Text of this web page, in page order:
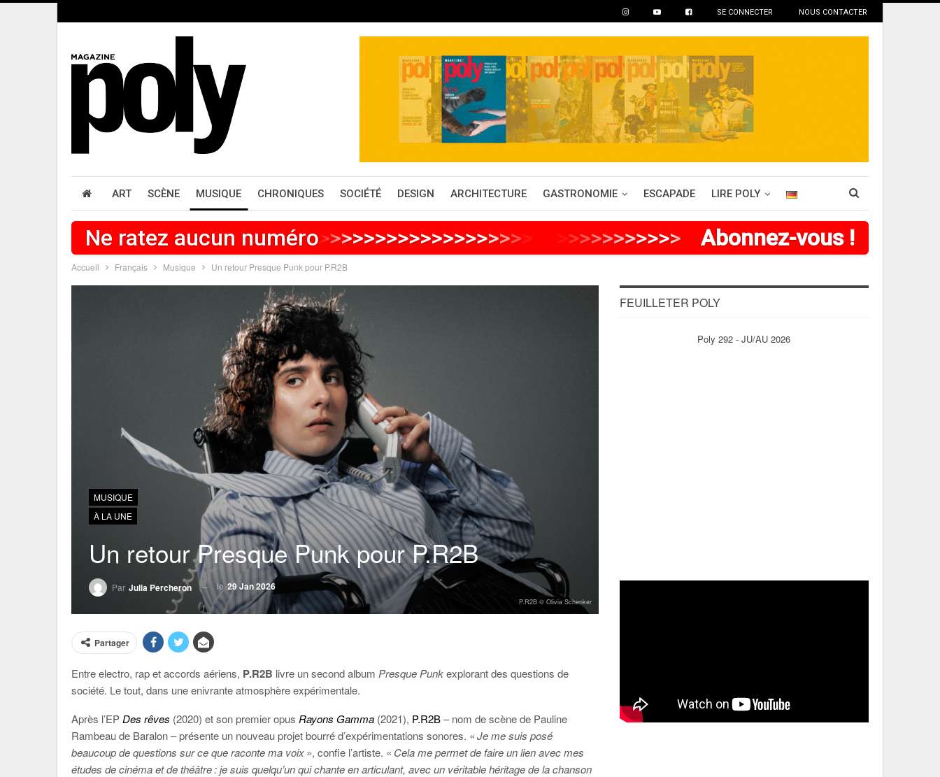
SE CONNECTER NOUS CONTACTER
ART SCÈNE MUSIQUE CHRONIQUES SOCIÉTÉ DESIGN ARCHITECTURE GASTRONOMIE ESCAPADE LIRE POLY
Ne ratez aucun numéro>>>>>>>>>>>>>>>>>> >>>>>>> >> Abonnez-vous !
Accueil Français Musique Un retour Presque Punk pour P.R2B
MUSIQUE
À LA UNE
Un retour Presque Punk pour P.R2B
Par Julia Percheron le 29 Jan 2026
P.R2B © Olivia Schenker
Partager
Entre electro, rap et accords aériens, P.R2B livre un second album Presque Punkexplorant des questions de
société. Le tout, dans une enivrante atmosphère expérimentale.
Après l’EPDes rêves (2020) et son premier opus Rayons Gamma (2021), P.R2B– nom de scène de Pauline
Rambeau de Baralon – présente un nouveau projet bourré d’expérimentations sonores. «Je me suis posé
beaucoup de questions sur ce que raconte ma voix», confie l’artiste. « Cela me permet de faire un lien avec mes
études de cinéma et de théâtre : je suis quelqu’un qui chante en articulant, avec un véritable héritage de la chanson
FEUILLETER POLY
Poly 292 - JU/AU 2026